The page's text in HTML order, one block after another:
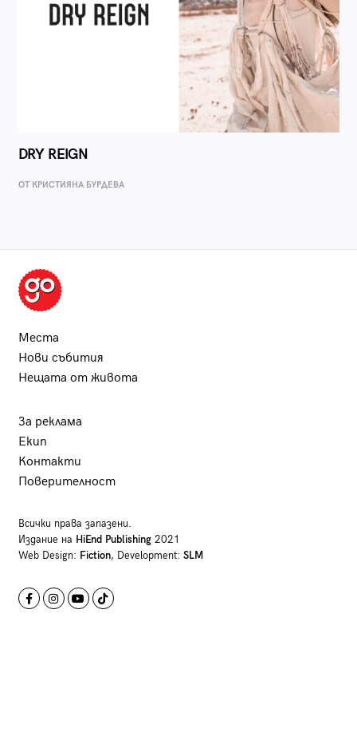
DRY REIGN
ОТ КРИСТИЯНА БУРДЕВА
Места
Нови събития
Нещата от живота
За реклама
Екип
Контакти
Поверителност
Всички права запазени.
Издание на HiEnd Publishing2021
Web Design: Fiction, Development: SLM